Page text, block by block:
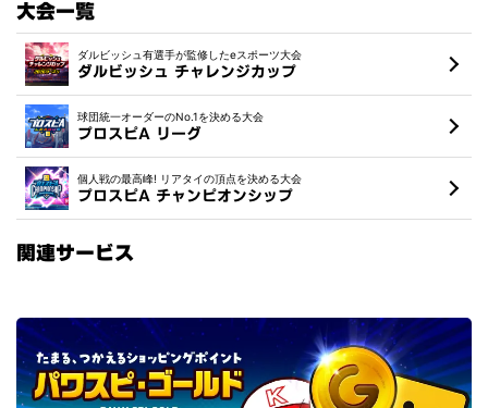
大会一覧
ダルビッシュ チャレンジカップ
ダルビッシュ有選手が監修したeスポーツ大会
プロスピA リーグ
球団統一オーダーのNo.1を決める大会
プロスピA チャンピオンシップ
個人戦の最高峰! リアタイの頂点を決める大会
関連サービス